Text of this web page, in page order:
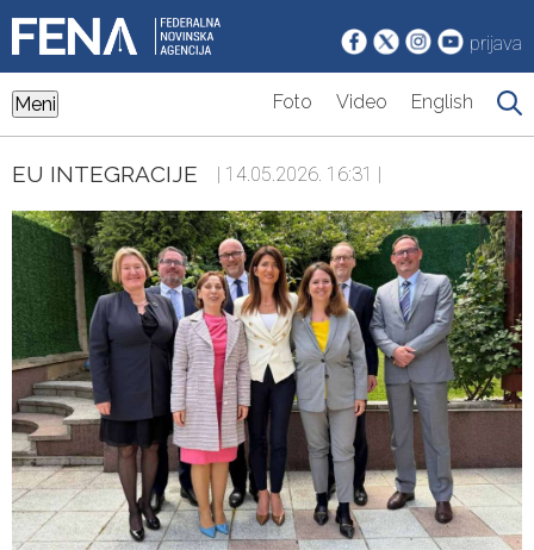
prijava
Meni Foto Video English
EU INTEGRACIJE | 14.05.2026. 16:31 |